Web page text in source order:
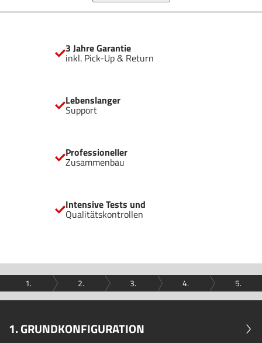
3 Jahre Garantie
inkl. Pick-Up & Return
Lebenslanger
Support
Professioneller
Zusammenbau
Intensive Tests und
Qualitätskontrollen
1. 2. 3. 4. 5.
1. GRUNDKONFIGURATION